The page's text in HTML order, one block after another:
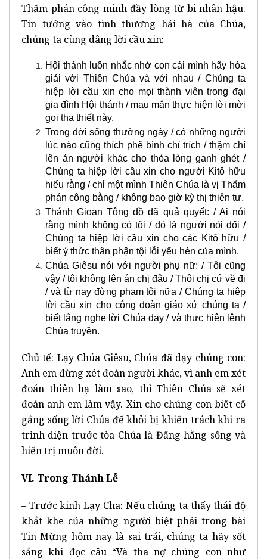
Thẩm phán công minh đầy lòng từ bi nhân hậu.
Tin tưởng vào tình thương hải hà của Chúa,
chúng ta cùng dâng lời cầu xin:
Hội thánh luôn nhắc nhở con cái mình hãy hòa
giải với Thiên Chúa và với nhau / Chúng ta
hiệp lời cầu xin cho mọi thành viên trong đại
gia đình Hội thánh / mau mắn thực hiện lời mời
gọi tha thiết này.
Trong đời sống thường ngày / có những người
lúc nào cũng thích phê bình chỉ trích / thậm chí
lên án người khác cho thỏa lòng ganh ghét /
Chúng ta hiệp lời cầu xin cho người Kitô hữu
hiểu rằng / chỉ một mình Thiên Chúa là vị Thẩm
phán công bằng / không bao giờ kỳ thị thiên tư.
Thánh Gioan Tông đồ đã quả quyết: / Ai nói
rằng mình không có tội / đó là người nói dối /
Chúng ta hiệp lời cầu xin cho các Kitô hữu /
biết ý thức thân phận tội lỗi yếu hèn của mình.
Chúa Giêsu nói với người phụ nữ: / Tôi cũng
vậy / tôi không lên án chị đâu / Thôi chị cứ về đi
/ và từ nay đừng phạm tội nữa / Chúng ta hiệp
lời cầu xin cho cộng đoàn giáo xứ chúng ta /
biết lắng nghe lời Chúa dạy / và thực hiện lệnh
Chúa truyền.
Chủ tế: Lạy Chúa Giêsu, Chúa đã dạy chúng con:
Anh em đừng xét đoán người khác, vì anh em xét
đoán thiên hạ làm sao, thì Thiên Chúa sẽ xét
đoán anh em làm vậy. Xin cho chúng con biết cố
gắng sống lời Chúa để khỏi bị khiển trách khi ra
trình diện trước tòa Chúa là Đấng hằng sống và
hiển trị muôn đời.
VI. Trong Thánh Lễ
– Trước kinh Lạy Cha: Nếu chúng ta thấy thái độ
khắt khe của những người biệt phái trong bài
Tin Mừng hôm nay là sai trái, chúng ta hãy sốt
sắng khi đọc câu “Và tha nợ chúng con như